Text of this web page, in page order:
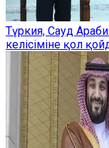
Түркия, Сауд
келісіміне қол